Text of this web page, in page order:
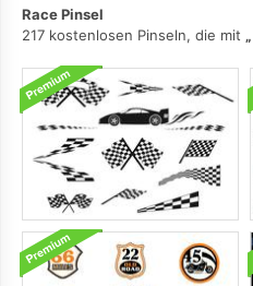
Race Pinsel
217 kostenlosen Pinseln, die mit